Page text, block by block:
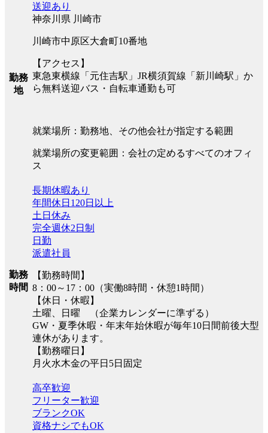
勤務
地
送迎あり
神奈川県 川崎市
川崎市中原区大倉町10番地
【アクセス】
東急東横線「元住吉駅」JR横須賀線「新川崎駅」か
ら無料送迎バス・自転車通勤も可
就業場所：勤務地、その他会社が指定する範囲
就業場所の変更範囲：会社の定めるすべてのオフィ
ス
勤務
時間
長期休暇あり
年間休日120日以上
土日休み
完全週休2日制
日勤
派遣社員
【勤務時間】
8：00～17：00（実働8時間・休憩1時間）
【休日・休暇】
土曜、日曜 （企業カレンダーに準ずる）
GW・夏季休暇・年末年始休暇が毎年10日間前後大型
連休があります。
【勤務曜日】
月火水木金の平日5日固定
高卒歓迎
フリーター歓迎
ブランクOK
資格ナシでもOK